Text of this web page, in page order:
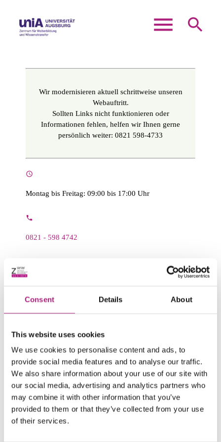
Consent Details About
This website uses cookies
We use cookies to personalise content and ads, to
provide social media features and to analyse our traffic.
We also share information about your use of our site with
our social media, advertising and analytics partners who
may combine it with other information that you’ve
provided to them or that they’ve collected from your use
of their services.
menu search
Wir modernisieren aktuell schrittweise unseren
Webauftritt.
Sollten Links nicht funktionieren oder
Informationen fehlen, helfen wir Ihnen gerne
persönlich weiter: 0821 598-4733
schedule
Montag bis Freitag: 09:00 bis 17:00 Uhr
phone
0821 - 598 4742